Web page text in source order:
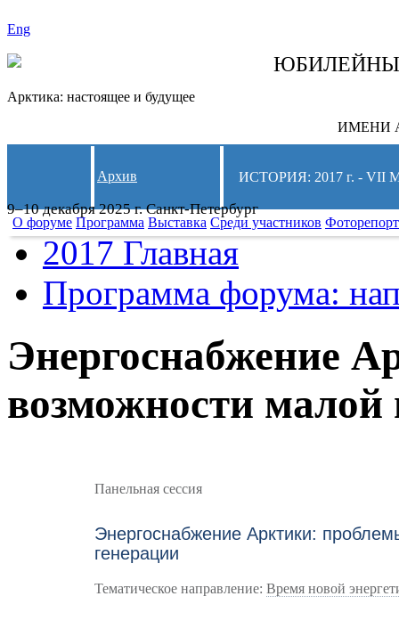
Eng
Арктика: настоящее и будущее
ИМЕНИ
9–10 декабря 2025 г. Санкт-Петербург
Архив ИСТОРИЯ: 2017 г. -
О форуме Программа Выставка Среди участников
2017 Главная
Программа форума:
Энергоснабжение
возможности малой
Панельная сессия
Энергоснабжение Арктики:
генерации
Тематическое направление:Время новой